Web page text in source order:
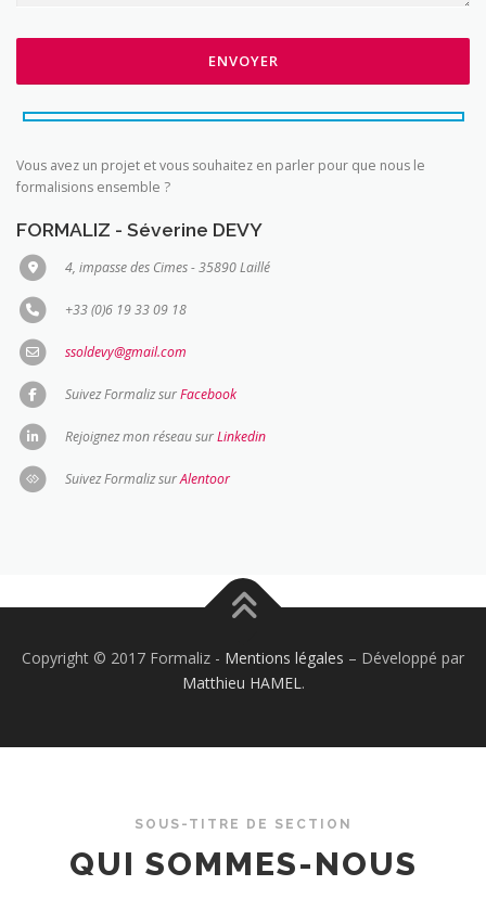
Vous avez un projet et vous souhaitez en parler pour que nous le
formalisions ensemble ?
FORMALIZ - Séverine DEVY
4, impasse des Cimes - 35890 Laillé
+33 (0)6 19 33 09 18
ssoldevy@gmail.com
Suivez Formaliz surFacebook
Rejoignez mon réseau surLinkedin
Suivez Formaliz surAlentoor
Copyright © 2017 Formaliz - Mentions légales – Développé par
Matthieu HAMEL.
SOUS-TITRE DE SECTION
QUI SOMMES-NOUS